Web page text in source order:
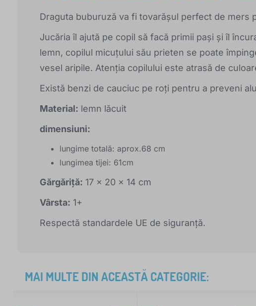
Draguta buburuză va fi tovarășul perfect de mers
Jucăria îl ajută pe copil să facă primii pași și îl
lemn, copilul micuțului său prieten se poate
vesel aripile. Atenția copilului este atrasă de
Există benzi de cauciuc pe roți pentru a preveni
Material: lemn lăcuit
dimensiuni:
lungime totală: aprox.68 cm
lungimea tijei: 61cm
Gărgăriță: 17 x 20 x 14 cm
Vârsta: 1+
Respectă standardele UE de siguranță.
MAI MULTE DIN ACEASTĂ CATEGORIE: